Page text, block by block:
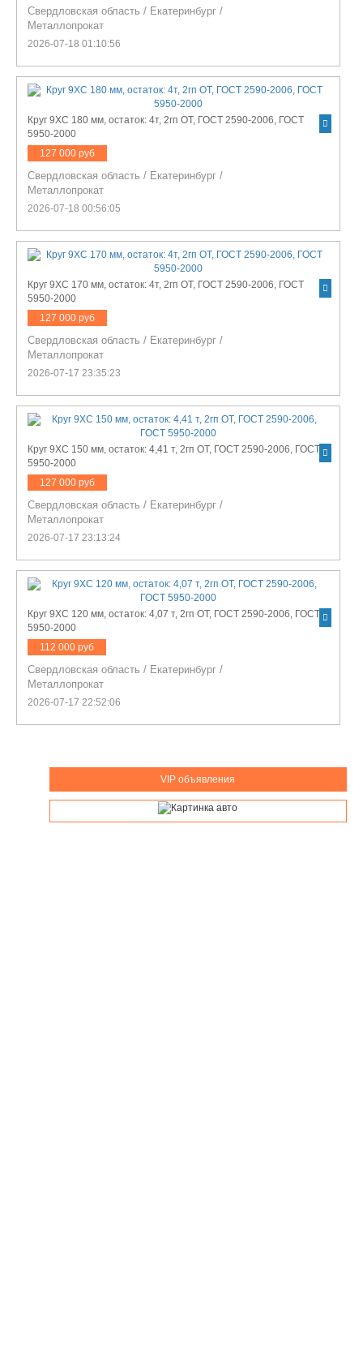
Свердловская область / Екатеринбург /
Металлопрокат
2026-07-18 01:10:56
Круг 9ХС 180 мм, остаток: 4т, 2гп ОТ, ГОСТ 2590-2006, ГОСТ
5950-2000
127 000 руб
Свердловская область / Екатеринбург /
Металлопрокат
2026-07-18 00:56:05
Круг 9ХС 170 мм, остаток: 4т, 2гп ОТ, ГОСТ 2590-2006, ГОСТ
5950-2000
127 000 руб
Свердловская область / Екатеринбург /
Металлопрокат
2026-07-17 23:35:23
Круг 9ХС 150 мм, остаток: 4,41 т, 2гп ОТ, ГОСТ 2590-2006, ГОСТ
5950-2000
127 000 руб
Свердловская область / Екатеринбург /
Металлопрокат
2026-07-17 23:13:24
Круг 9ХС 120 мм, остаток: 4,07 т, 2гп ОТ, ГОСТ 2590-2006, ГОСТ
5950-2000
112 000 руб
Свердловская область / Екатеринбург /
Металлопрокат
2026-07-17 22:52:06
VIP объявления